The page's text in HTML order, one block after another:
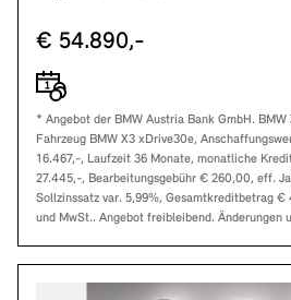
€ 54.890,-
* Angebot der BMW Austria Bank GmbH.
Fahrzeug BMW X3 xDrive30e,
16.467,-, Laufzeit 36 Monate, monatliche
27.445,-, Bearbeitungsgebühr € 260,00, eff.
Sollzinssatz var. 5,99%, Gesamtkreditbetrag
und MwSt.. Angebot freibleibend. Änderungen